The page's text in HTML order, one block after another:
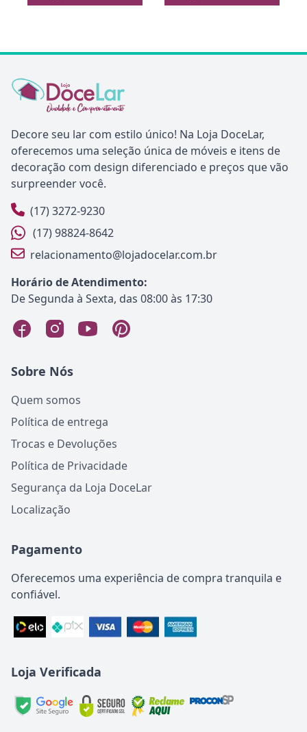
Decore seu lar com estilo único! Na Loja DoceLar,
oferecemos uma seleção única de móveis e itens de
decoração com design diferenciado e preços que vão
surpreender você.
(17) 3272-9230
(17) 98824-8642
relacionamento@lojadocelar.com.br
Horário de Atendimento:
De Segunda à Sexta, das 08:00 às 17:30
Sobre Nós
Quem somos
Política de entrega
Trocas e Devoluções
Política de Privacidade
Segurança da Loja DoceLar
Localização
Pagamento
Oferecemos uma experiência de compra tranquila e
confiável.
Loja Verificada